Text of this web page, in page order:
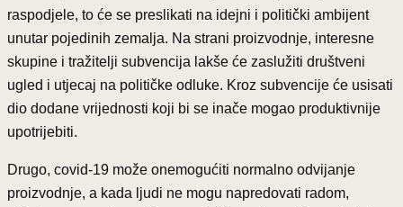
raspodjele, to će se preslikati na idejni i politički ambijent
unutar pojedinih zemalja. Na strani proizvodnje, interesne
skupine i tražitelji subvencija lakše će zaslužiti društveni
ugled i utjecaj na političke odluke. Kroz subvencije će usisati
dio dodane vrijednosti koji bi se inače mogao produktivnije
upotrijebiti.
Drugo, covid-19 može onemogućiti normalno odvijanje
proizvodnje, a kada ljudi ne mogu napredovati radom,